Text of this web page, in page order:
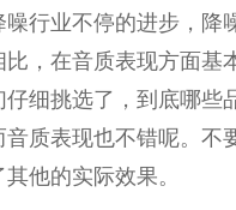
行业不停的进步，降
，在音质表现方面基
细挑选了，到底哪些
质表现也不错呢。不
他的实际效果。